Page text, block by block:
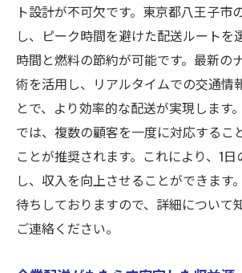
需要に応じた柔軟なサービ
宅配業界での成功事例を学ぶ
軽貨物配送を八王子市で始める
ガイド
八王子市での配送業務スタ
初めての軽貨物運送に必要
八王子市での届け出と許可
配送業務に必要な車両選び
事前に知っておくべき契約内容
ト設計が不可欠です。東京都八王子市
し、ピーク時間を避けた配送ルートを
時間と燃料の節約が可能です。最新の
術を活用し、リアルタイムでの交通情
とで、より効率的な配送が実現します
では、複数の顧客を一度に対応するこ
ことが推奨されます。これにより、1
し、収入を向上させることができます
待ちしておりますので、詳細について
ご連絡ください。